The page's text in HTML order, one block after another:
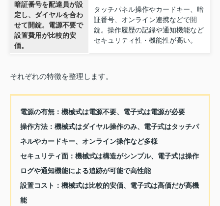
暗証番号を配達員が設
定し、ダイヤルを合わ
せて開錠。電源不要で
設置費用が比較的安
価。
タッチパネル操作やカードキー、暗
証番号、オンライン連携などで開
錠。操作履歴の記録や通知機能など
セキュリティ性・機能性が高い。
それぞれの特徴を整理します。
電源の有無：機械式は電源不要、電子式は電源が必要
操作方法：機械式はダイヤル操作のみ、電子式はタッチパ
ネルやカードキー、オンライン操作など多様
セキュリティ面：機械式は構造がシンプル、電子式は操作
ログや通知機能による追跡が可能で高性能
設置コスト：機械式は比較的安価、電子式は高価だが高機
能